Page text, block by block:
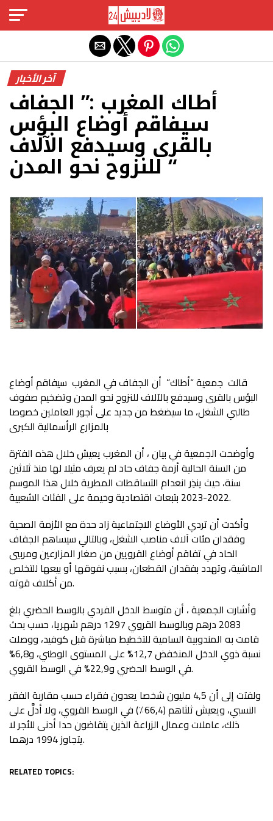
آخر الأخبار
أطاك المغرب :” الجفاف
سيفاقم أوضاع البؤس
بالقرى وسيدفع الآلاف
للنزوح نحو المدن “
قالت جمعية “أطاك” أن الجفاف في المغرب سيفاقم أوضاع
البؤس بالقرى وسيدفع بالآلاف للنزوح نحو المدن وتضخيم صفوف
طالبي الشغل، ما سيضغط من جديد على أجور العاملين خصوصا
بالمزارع الرأسمالية الكبرى
وأوضحت الجمعية في بيان ، أن المغرب يعيش خلال هذه الفترة
من السنة الحالية أزمة جفاف حاد لم يعرف مثيلا لها منذ ثلاثين
سنة، حيث ينذِر انعدام التساقطات المطرية خلال هذا الموسم
2022-2023 بتبعات اقتصادية وخيمة على الفئات الشعبية.
وأكدت أن تردي الأوضاع الاجتماعية زاد حدة مع الأزمة الصحية
وفقدان مئات آلاف مناصب الشغل، وبالتالي سيساهم الجفاف
الحاد في تفاقم أوضاع القرويين من صغار المزارعين ومربيي
الماشية، وتهدد بفقدان القطعان، بسبب نفوقها أو بيعها للتخلص
من أكلاف قوته.
وأشارت الجمعية ، أن متوسط الدخل الفردي بالوسط الحضري بلغ
2083 درهم وبالوسط القروي 1297 درهم شهريا، حسب بحث
قامت به المندوبية السامية للتخطيط مباشرة قبل كوفيد، ووصلت
نسبة ذوي الدخل المنخفض 12,7% على المستوى الوطني، و6,8%
في الوسط الحضري و22,9% في الوسط القروي.
ولفتت إلى أن 4,5 مليون شخصا يعدون فقراء حسب مقاربة الفقر
النسبي، ويعيش ثلثاهم (66,4٪) في الوسط القروي، ولا أدلَّ على
ذلك، عاملات وعمال الزراعة الذين يتقاضون حدا أدنى للأجر لا
يتجاوز 1994 درهما.
RELATED TOPICS:
Exit mobile version